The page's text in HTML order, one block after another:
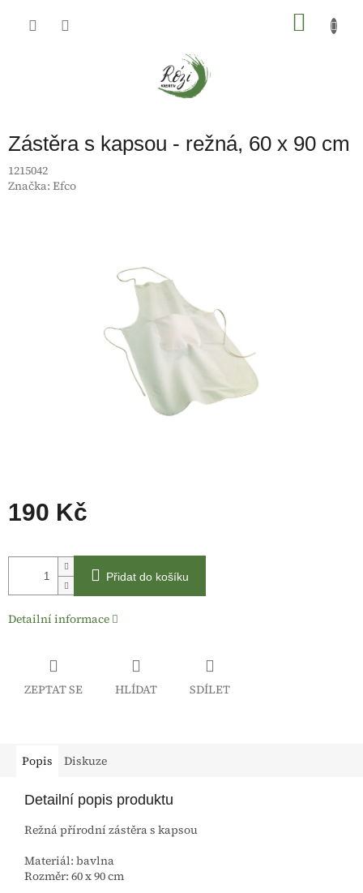
Zástěra s kapsou - režná, 60 x 90 cm
1215042
Značka: Efco
190 Kč
cena:
Přidat do košíku
Detailní informace
ZEPTAT SE HLÍDAT SDÍLET
Popis Diskuze
Detailní popis produktu
Režná přírodní zástěra s kapsou
Materiál: bavlna
Rozměr: 60 x 90 cm